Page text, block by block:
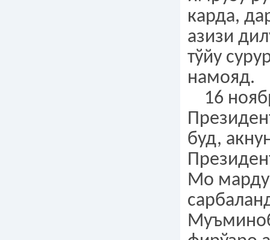
карда,
азизи
тўйу
намояд.
16
буд,
Мо